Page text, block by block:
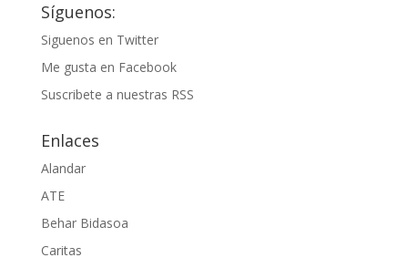
Síguenos:
Siguenos en Twitter
Me gusta en Facebook
Suscribete a nuestras RSS
Enlaces
Alandar
ATE
Behar Bidasoa
Caritas